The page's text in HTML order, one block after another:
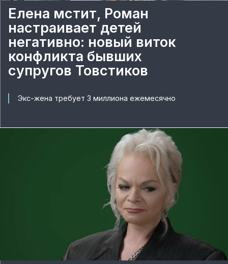
Елена мстит, Роман
настраивает детей
негативно: новый виток
конфликта бывших
супругов Товстиков
Экс-жена требует 3 миллиона ежемесячно